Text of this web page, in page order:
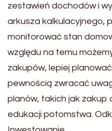
zestawień dochodów i
arkusza kalkulacyjnego,
monitorować stan
względu na temu
zakupów, lepiej
pewnością zwracać
planów, takich jak zakup
edukacji potomstwa.